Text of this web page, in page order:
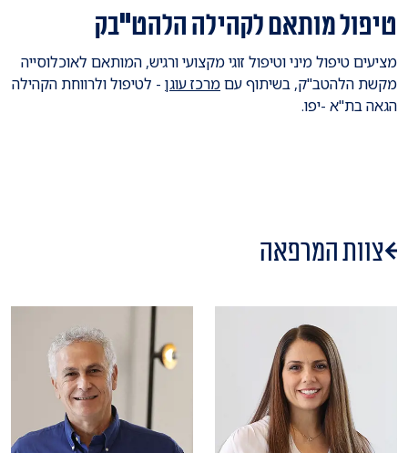
טיפול מותאם לקהילה הלהט"בק
מציעים טיפול מיני וטיפול זוגי מקצועי ורגיש, המותאם לאוכלוסייה
מקשת הלהטב"ק, בשיתוף עםמרכז עוגן - לטיפול ולרווחת הקהילה
הגאה בת"א -יפו.
צוות המרפאה